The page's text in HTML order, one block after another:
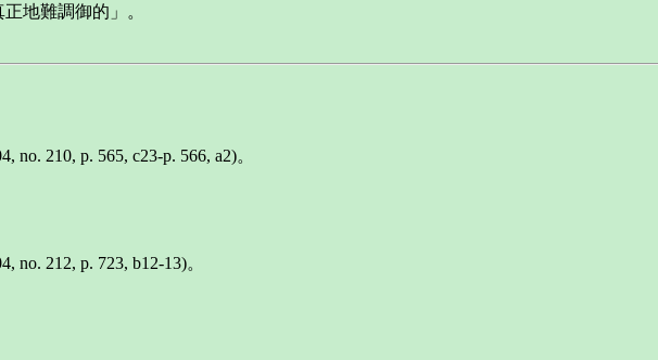
地難調御的」。
210, p. 565, c23-p. 566, a2)。
212, p. 723, b12-13)。